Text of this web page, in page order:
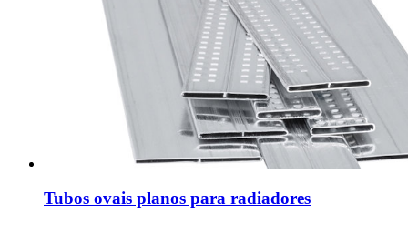
Tubos ovais planos para radiadores